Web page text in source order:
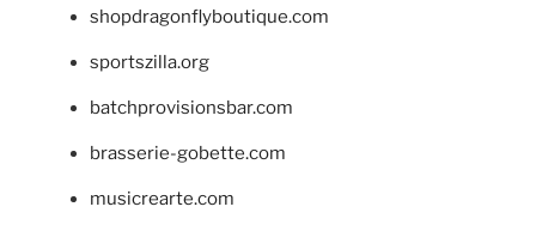
shopdragonflyboutique.com
sportszilla.org
batchprovisionsbar.com
brasserie-gobette.com
musicrearte.com